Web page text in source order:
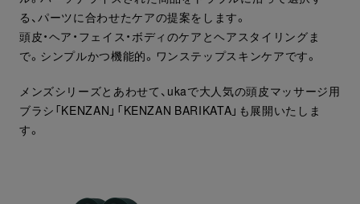
る、パーツに合わせたケアの提案をします。
頭皮・ヘア・フェイス・ボディのケアとヘアスタイリングま
で。シンプルかつ機能的。ワンステップスキンケアです。
メンズシリーズとあわせて、ukaで大人気の頭皮マッサージ用
ブラシ「KENZAN」「KENZAN BARIKATA」も展開いたしま
す。